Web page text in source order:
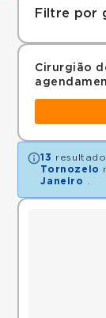
Filtre por
Cirurgião
13
Tornozelo
Janeiro